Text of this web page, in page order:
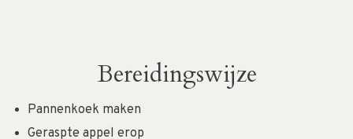
Bereidingswijze
Pannenkoek maken
Geraspte appel erop